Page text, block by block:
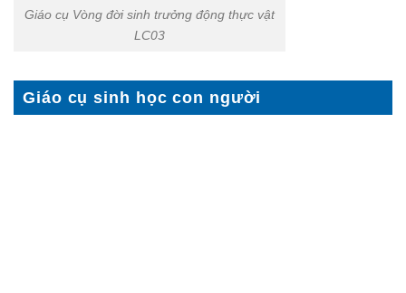
Giáo cụ Vòng đời sinh trưởng động thực vật
LC03
Giáo cụ sinh học con người